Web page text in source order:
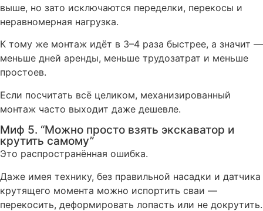
выше, но зато исключаются переделки, перекосы и
неравномерная нагрузка.
К тому же монтаж идёт в 3–4 раза быстрее, а значит —
меньше дней аренды, меньше трудозатрат и меньше
простоев.
Если посчитать всё целиком, механизированный
монтаж часто выходит даже дешевле.
Миф 5. “Можно просто взять экскаватор и
крутить самому”
Это распространённая ошибка.
Даже имея технику, без правильной насадки и датчика
крутящего момента можно испортить сваи —
перекосить, деформировать лопасть или не докрутить.